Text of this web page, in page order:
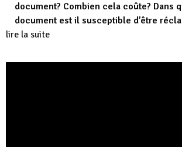
document? Combien cela coûte? Dans
document est il susceptible d’être
lire la suite